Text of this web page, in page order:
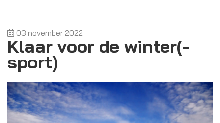
03 november 2022
Klaar voor de winter(-
sport)